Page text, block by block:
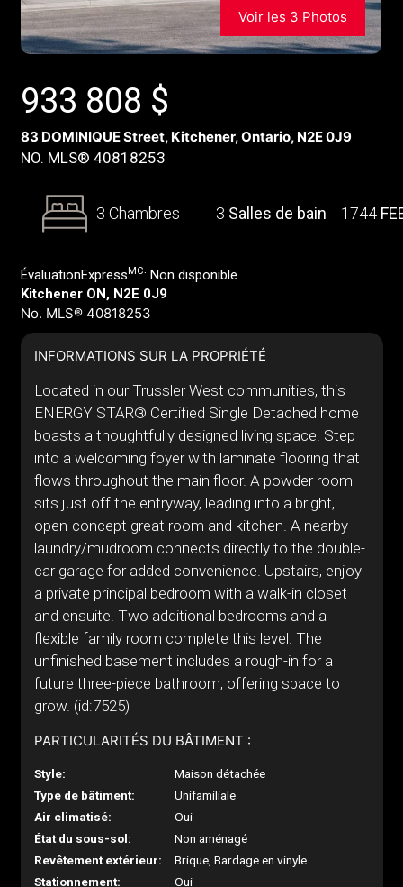
Voir les 3 Photos
933 808 $
83 DOMINIQUE Street, Kitchener, Ontario, N2E 0J9
NO. MLS® 40818253
3 Chambres 3 Salles de bain 1744
ÉvaluationExpress MC: Non disponible
Kitchener ON, N2E 0J9
No. MLS® 40818253
INFORMATIONS SUR LA PROPRIÉTÉ
Located in our Trussler West communities, this
ENERGY STAR® Certified Single Detached home
boasts a thoughtfully designed living space. Step
into a welcoming foyer with laminate flooring that
flows throughout the main floor. A powder room
sits just off the entryway, leading into a bright,
open-concept great room and kitchen. A nearby
laundry/mudroom connects directly to the double-
car garage for added convenience. Upstairs, enjoy
a private principal bedroom with a walk-in closet
and ensuite. Two additional bedrooms and a
flexible family room complete this level. The
unfinished basement includes a rough-in for a
future three-piece bathroom, offering space to
grow. (id:7525)
PARTICULARITÉS DU BÂTIMENT :
Style:
Maison détachée
Type de bâtiment:
Unifamiliale
Air climatisé:
Oui
État du sous-sol:
Non aménagé
Revêtement extérieur:
Brique, Bardage en vinyle
Stationnement:
Oui